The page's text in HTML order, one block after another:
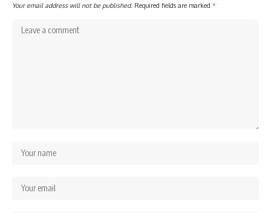
Your email address will not be published. Required fields are marked *